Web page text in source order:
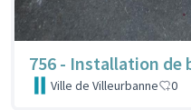
756 - Installation de
Ville de Villeurbanne 0